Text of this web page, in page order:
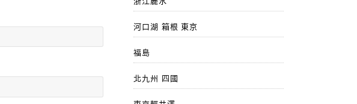
河口湖 箱根 東京
福島
北九州 四國